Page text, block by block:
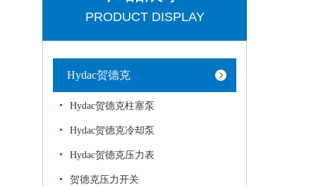
PRODUCT DISPLAY
Hydac贺德克
Hydac贺德克柱塞泵
Hydac贺德克冷却泵
Hydac贺德克压力表
贺德克压力开关